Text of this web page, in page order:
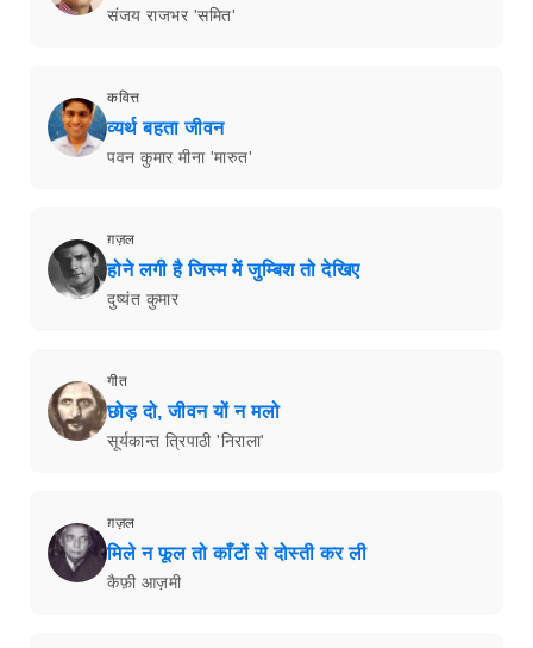
संजय राजभर 'समित'
कवित्त
व्यर्थ बहता जीवन
पवन कुमार मीना 'मारुत'
ग़ज़ल
होने लगी है जिस्म में जुम्बिश तो देखिए
दुष्यंत कुमार
गीत
छोड़ दो, जीवन यों न मलो
सूर्यकान्त त्रिपाठी 'निराला'
ग़ज़ल
मिले न फूल तो काँटों से दोस्ती कर ली
कैफ़ी आज़मी